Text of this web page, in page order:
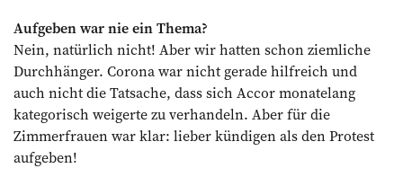
Aufgeben war nie ein Thema?
Nein, natürlich nicht! Aber wir hatten schon ziemliche
Durchhänger. Corona war nicht gerade hilfreich und
auch nicht die Tatsache, dass sich Accor monatelang
kategorisch weigerte zu verhandeln. Aber für die
Zimmerfrauen war klar: lieber kündigen als den Protest
aufgeben!